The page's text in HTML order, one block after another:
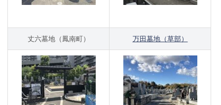
丈六墓地（鳳南町） 万田墓地（草部）